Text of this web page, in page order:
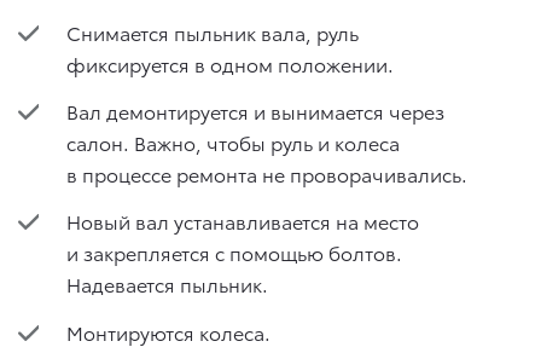
Снимается пыльник вала, руль
фиксируется в одном положении.
Вал демонтируется и вынимается через
салон. Важно, чтобы руль и колеса
в процессе ремонта не проворачивались.
Новый вал устанавливается на место
и закрепляется с помощью болтов.
Надевается пыльник.
Монтируются колеса.